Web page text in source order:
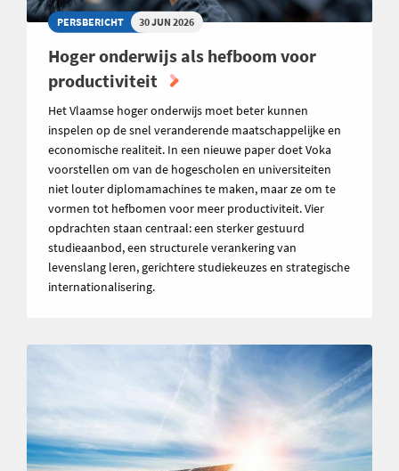
PERSBERICHT 30 JUN 2026
Hoger onderwijs als hefboom voor
productiviteit
Het Vlaamse hoger onderwijs moet beter kunnen
inspelen op de snel veranderende maatschappelijke en
economische realiteit. In een nieuwe paper doet Voka
voorstellen om van de hogescholen en universiteiten
niet louter diplomamachines te maken, maar ze om te
vormen tot hefbomen voor meer productiviteit. Vier
opdrachten staan centraal: een sterker gestuurd
studieaanbod, een structurele verankering van
levenslang leren, gerichtere studiekeuzes en strategische
internationalisering.